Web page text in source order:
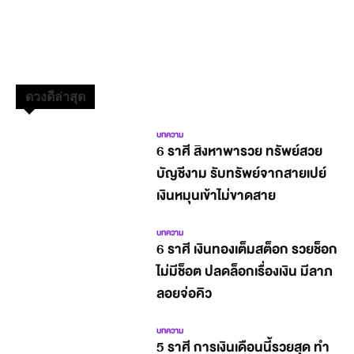
ดวงดีล่าสุด
บทความ
6 ราศี สิงหาพารวย ทรัพย์สวย
บัญชีงาม รับทรัพย์จากสายเปย์
เงินหมุนเข้าไม่ขาดสาย
บทความ
6 ราศี เงินทองเต็มสต็อก รวยช็อก
ไม่มีช็อต ปลดล็อกเรื่องเงิน มีลาภ
ลอยจ่อคิว
บทความ
5 ราศี การเงินเดือนนี้รวยสุด ทำ